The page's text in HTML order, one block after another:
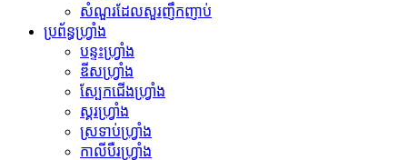
សំណួរដែលសួរញឹកញាប់
ប្រព័ន្ធហ្វ្រាំង
បន្ទះហ្វ្រាំង
ឌីសហ្វ្រាំង
ស្បែកជើងហ្វ្រាំង
ស្គរហ្វ្រាំង
ស្រទាប់ហ្វ្រាំង
កាលីបឺរហ្វ្រាំង